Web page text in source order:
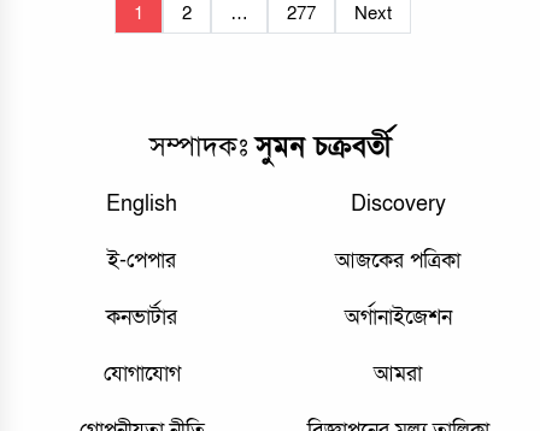
1 2 … 277 Next
সম্পাদকঃসুমন চক্রবর্তী
English Discovery
ই-পেপার আজকের পত্রিকা
কনভার্টার অর্গানাইজেশন
যোগাযোগ আমরা